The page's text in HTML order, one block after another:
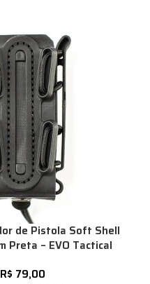
de Pistola Soft Shell
Preta – EVO Tactical
R$ 79,00